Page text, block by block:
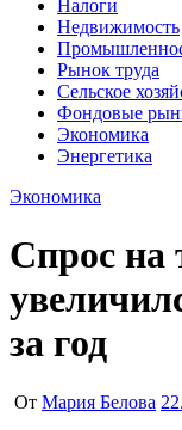
Налоги
Недвижимость
Рынок труда
Сельское
Фондовые
Экономика
Энергетика
Экономика
Спрос на
за год
От Мария Белова